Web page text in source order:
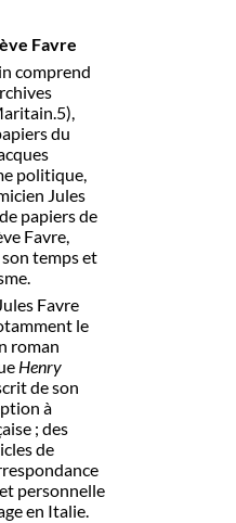
Favre
comprend
du
politique,
Jules
papiers de
Favre,
temps et
Favre
le
roman
Henry
de son
à
; des
de
personnelle
en Italie.